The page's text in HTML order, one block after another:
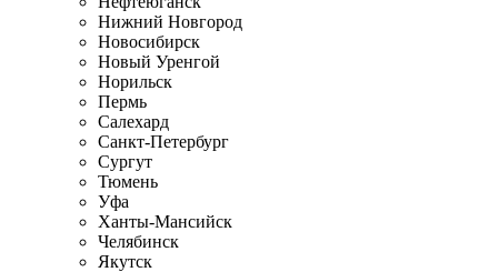
Нижний Новгород
Новосибирск
Новый Уренгой
Норильск
Пермь
Салехард
Санкт-Петербург
Сургут
Тюмень
Уфа
Ханты-Мансийск
Челябинск
Якутск